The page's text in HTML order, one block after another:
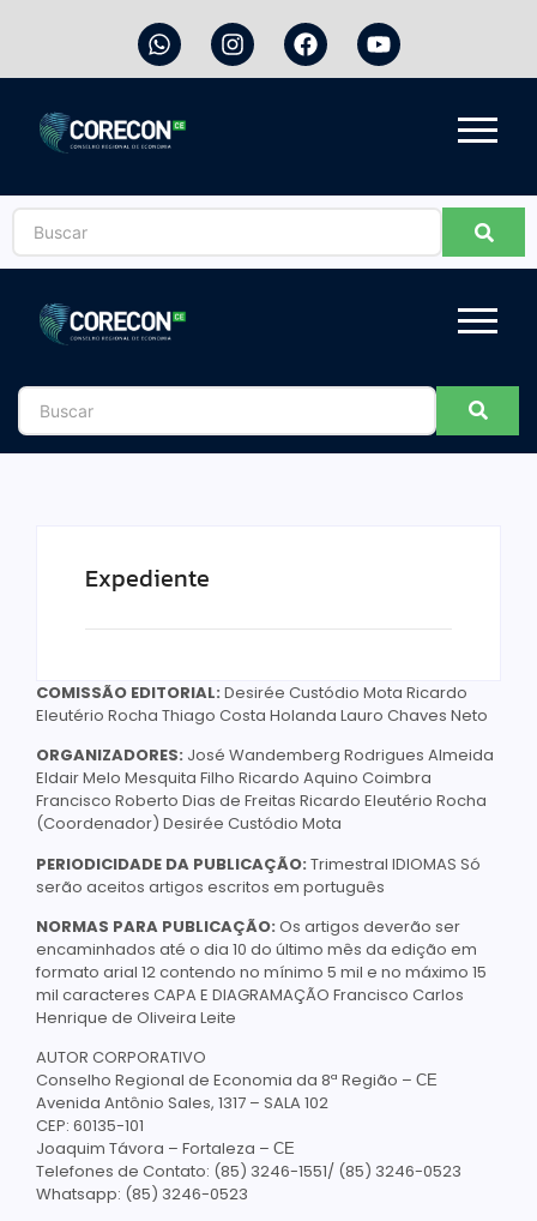
Expediente
COMISSÃO EDITORIAL: Desirée Custódio Mota Ricardo
Eleutério Rocha Thiago Costa Holanda Lauro Chaves Neto
ORGANIZADORES: José Wandemberg Rodrigues Almeida
Eldair Melo Mesquita Filho Ricardo Aquino Coimbra
Francisco Roberto Dias de Freitas Ricardo Eleutério Rocha
(Coordenador) Desirée Custódio Mota
PERIODICIDADE DA PUBLICAÇÃO: Trimestral IDIOMAS Só
serão aceitos artigos escritos em português
NORMAS PARA PUBLICAÇÃO: Os artigos deverão ser
encaminhados até o dia 10 do último mês da edição em
formato arial 12 contendo no mínimo 5 mil e no máximo 15
mil caracteres CAPA E DIAGRAMAÇÃO Francisco Carlos
Henrique de Oliveira Leite
AUTOR CORPORATIVO
Conselho Regional de Economia da 8ª Região – СЕ
Avenida Antônio Sales, 1317 – SALA 102
CEP: 60135-101
Joaquim Távora – Fortaleza – СЕ
Telefones de Contato: (85) 3246-1551/ (85) 3246-0523
Whatsapp: (85) 3246-0523